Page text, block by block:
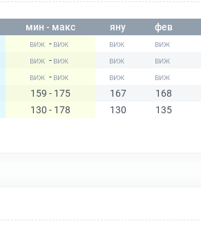
мин - макс яну фев
-
-
-
159 - 175 167 168
130 - 178 130 135